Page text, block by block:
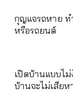
กุญแจรถหาย ท
หรือรถยนต์
เปิดบ้านแบบไม่
บ้านจะไม่เสียห